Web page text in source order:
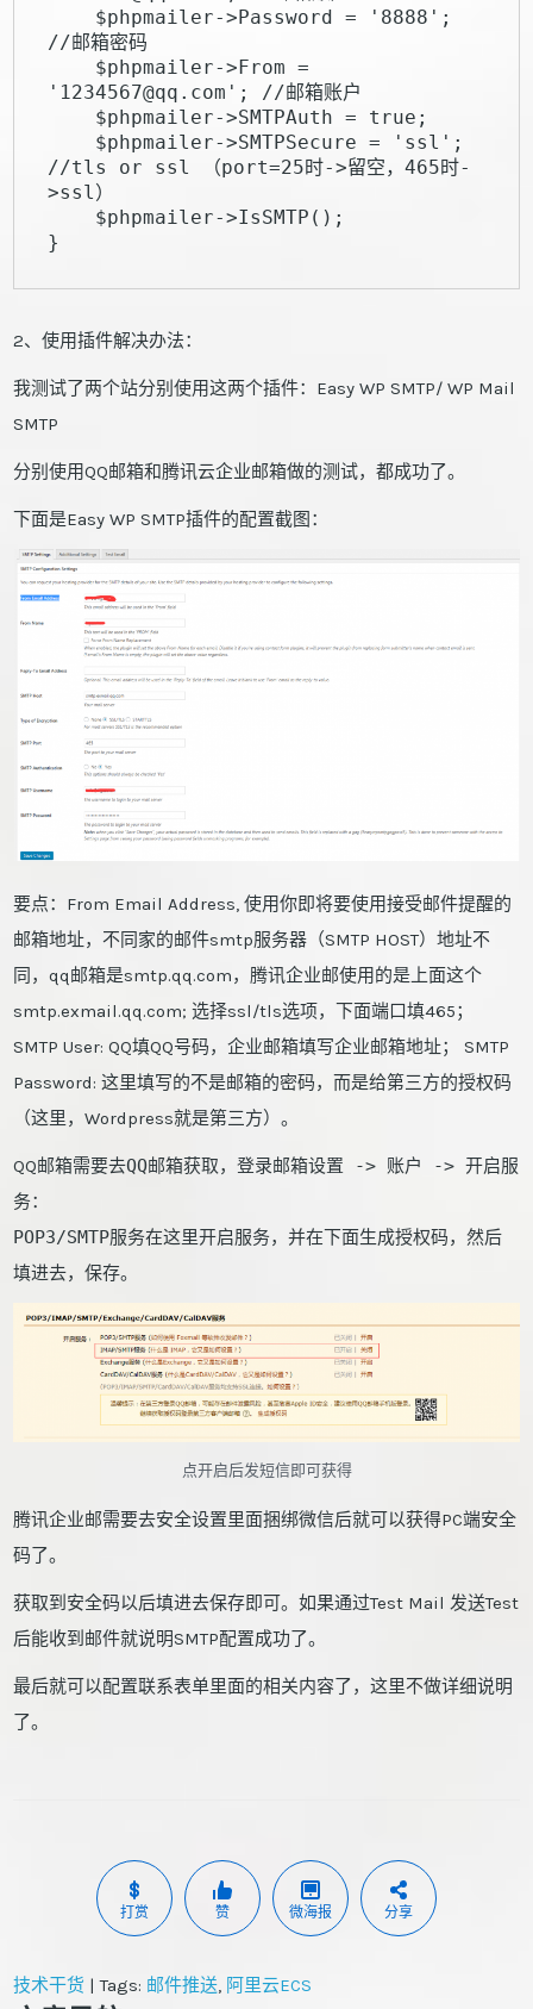
//邮箱密码
'1234567@qq.com'; //邮箱账户
//tls or ssl （port=25时->留空，465时-
>ssl）
}
2、使用插件解决办法：
我测试了两个站分别使用这两个插件：Easy WP SMTP/ WP Mail
SMTP
分别使用QQ邮箱和腾讯云企业邮箱做的测试，都成功了。
下面是Easy WP SMTP插件的配置截图：
要点：From Email Address, 使用你即将要使用接受邮件提醒的
邮箱地址，不同家的邮件smtp服务器（SMTP HOST）地址不
同，qq邮箱是smtp.qq.com，腾讯企业邮使用的是上面这个
smtp.exmail.qq.com; 选择ssl/tls选项，下面端口填465；
SMTP User: QQ填QQ号码，企业邮箱填写企业邮箱地址； SMTP
Password: 这里填写的不是邮箱的密码，而是给第三方的授权码
（这里，Wordpress就是第三方）。
QQ邮箱需要去QQ邮箱获取，登录邮箱设置 -> 账户 -> 开启服
务：
POP3/SMTP服务在这里开启服务，并在下面生成授权码，然后
填进去，保存。
点开启后发短信即可获得
腾讯企业邮需要去安全设置里面捆绑微信后就可以获得PC端安全
码了。
获取到安全码以后填进去保存即可。如果通过Test Mail 发送Test
后能收到邮件就说明SMTP配置成功了。
最后就可以配置联系表单里面的相关内容了，这里不做详细说明
了。
打赏 赞 微海报 分享
技术干货 | Tags: 邮件推送 阿里云ECS